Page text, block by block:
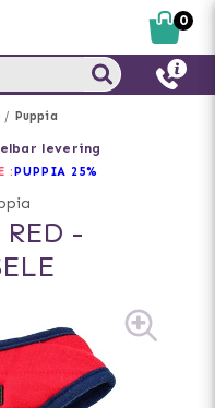
Puppia
levering
:PUPPIA 25%
-
0